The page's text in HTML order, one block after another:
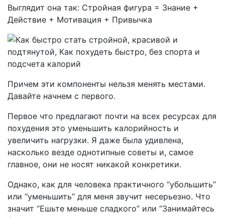
Выглядит она так: Стройная фигура = Знание +
Действие + Мотивация + Привычка
Причем эти компоненты нельзя менять местами.
Давайте начнем с первого.
Первое что предлагают почти на всех ресурсах для
похудения это уменьшить калорийность и
увеличить нагрузки. Я даже была удивлена,
насколько везде однотипные советы и, самое
главное, они не носят никакой конкретики.
Однако, как для человека практичного “убольшить”
или “уменьшить” для меня звучит несерьезно. Что
значит “Ешьте меньше сладкого” или “Занимайтесь